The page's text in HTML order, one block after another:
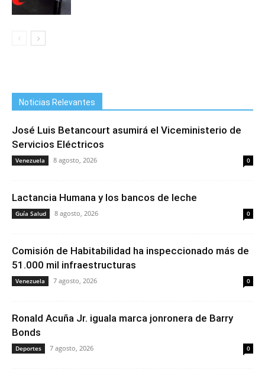
Noticias Relevantes
José Luis Betancourt asumirá el Viceministerio de
Servicios Eléctricos
Venezuela 8 agosto, 2026 0
Lactancia Humana y los bancos de leche
Guía Salud 8 agosto, 2026 0
Comisión de Habitabilidad ha inspeccionado más de
51.000 mil infraestructuras
Venezuela 7 agosto, 2026 0
Ronald Acuña Jr. iguala marca jonronera de Barry
Bonds
Deportes 7 agosto, 2026 0